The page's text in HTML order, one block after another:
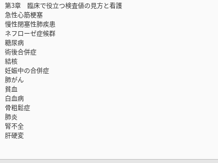
第3章 臨床で役立つ検査値の見方と看護
急性心筋梗塞
慢性閉塞性肺疾患
ネフローゼ症候群
糖尿病
術後合併症
結核
妊娠中の合併症
肺がん
貧血
白血病
骨粗鬆症
肺炎
腎不全
肝硬変